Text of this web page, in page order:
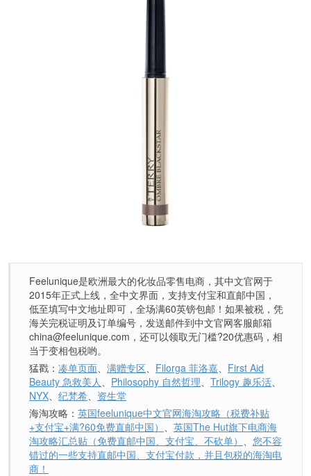
Feelunique是欧洲最大的化妆品零售电商，其中文官网于
2015年正式上线，全中文界面，支持支付宝和直邮中国，
低至填写中文地址即可，全场满60英镑包邮！如果被税，凭
海关完税证明及订单编号，发送邮件到中文官网客服邮箱
china@feelunique.com，还可以领取无门槛?20优惠码，相
当于变相包税哟。
猛戳： 凑单页面、 满赠专区、 Filorga 菲洛嘉、 First Aid
Beauty 急救美人、 Philosophy 自然哲理、 Trilogy 趣乐活、
NYX、 纪梵希、 资生堂
海淘攻略： 英国feelunique中文官网海淘攻略（税费补贴
+支付宝+满?60免费直邮中国） 、 英国The Hut旗下电商海
淘攻略汇总贴（免费直邮中国、支付宝、不砍单） 、 您不容
错过的一些支持直邮中国、支付宝付款，并且包税的海淘电
商！